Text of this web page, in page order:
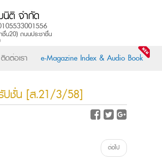
ติดต่อเรา e-Magazine Index & Audio Book
ปชั่น [ส.21/3/58]
ต่อไป